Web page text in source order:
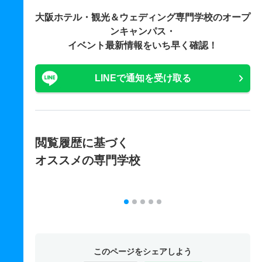
大阪ホテル・観光＆ウェディング専門学校のオープ
ンキャンパス・
イベント最新情報をいち早く確認！
LINEで通知を受け取る
閲覧履歴に基づく
オススメの専門学校
このページをシェアしよう